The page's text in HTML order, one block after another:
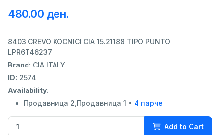
480.00 ден.
8403 CREVO KOCNICI CIA 15.21188 TIPO PUNTO
LPR6T46237
Brand: CIA ITALY
ID: 2574
Availability:
Продавница 2,Продавница 1 • 4 парче
Add to Cart